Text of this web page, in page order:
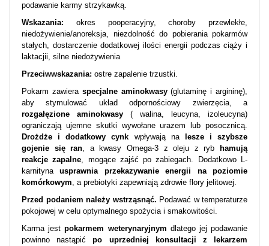
podawanie karmy strzykawką.
Wskazania: okres pooperacyjny, choroby przewlekłe,
niedożywienie/anoreksja, niezdolność do pobierania pokarmów
stałych, dostarczenie dodatkowej ilości energii podczas ciąży i
laktacjii, silne niedożywienia
Przeciwwskazania: ostre zapalenie trzustki.
Pokarm zawiera specjalne aminokwasy(glutaminę i argininę),
aby stymulować układ odpornościowy zwierzęcia, a
rozgałęzione aminokwasy ( walina, leucyna, izoleucyna)
ograniczają ujemne skutki wywołane urazem lub posocznicą.
Drożdże i dodatkowy cynk wpływają nalesze i szybsze
gojenie się ran, a kwasy Omega-3 z oleju z ryb
hamują
reakcje zapalne, mogące zajść po zabiegach. Dodatkowo L-
karnitynausprawnia przekazywanie energii na poziomie
komórkowym, a prebiotyki zapewniają zdrowie flory jelitowej.
Przed podaniem należy wstrząsnąć. Podawać w temperaturze
pokojowej w celu optymalnego spożycia i smakowitości.
Karma jestpokarmem weterynaryjnym dlatego jej podawanie
powinno nastąpićpo uprzedniej konsultacji z lekarzem